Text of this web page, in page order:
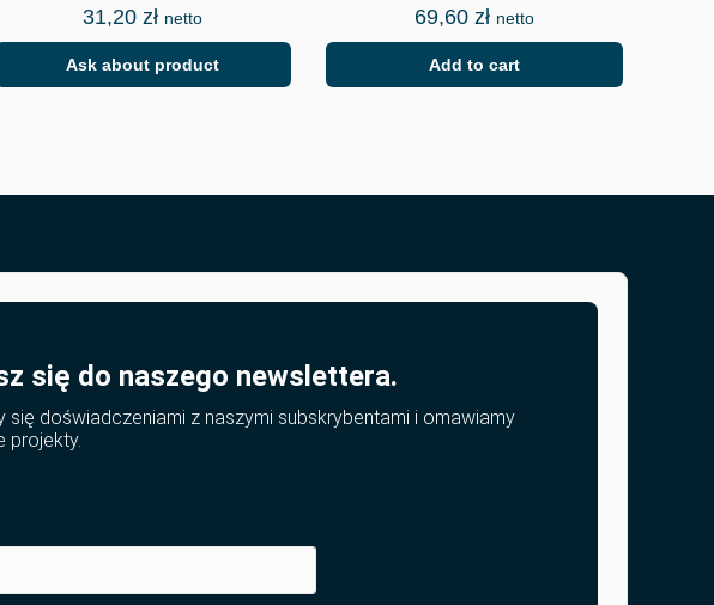
31,20zł netto
Ask about product
69,60 zł netto
Add to cart
się do naszego newslettera.
się doświadczeniami z naszymi subskrybentami i omawiamy
projekty.